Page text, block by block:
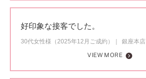
好印象な接客でした。
30代女性様（2025年12月ご成約）
銀座本店
VIEW MORE